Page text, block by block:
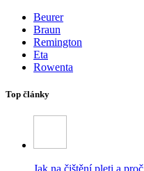
Beurer
Braun
Remington
Eta
Rowenta
Top články
Jak na čištění pleti a